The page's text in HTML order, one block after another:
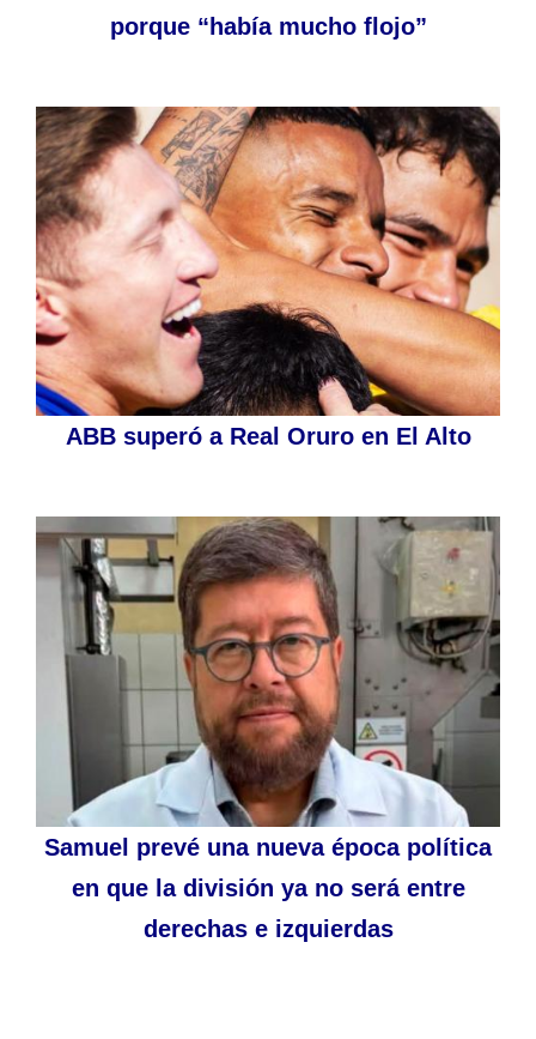
porque “había mucho flojo”
ABB superó a Real Oruro en El Alto
Samuel prevé una nueva época política
en que la división ya no será entre
derechas e izquierdas